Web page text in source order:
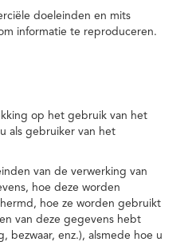
doeleinden en mits
informatie te reproduceren.
op het gebruik van het
als gebruiker van het
van de verwerking van
hoe deze worden
hoe ze worden gebruikt
van deze gegevens hebt
bezwaar, enz.), alsmede hoe u